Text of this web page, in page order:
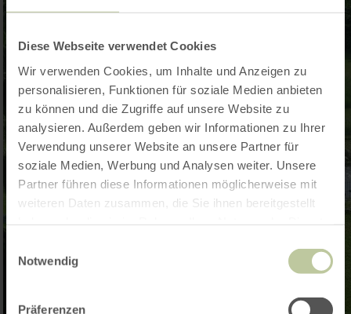
Diese Webseite verwendet Cookies
Wir verwenden Cookies, um Inhalte und Anzeigen zu
personalisieren, Funktionen für soziale Medien anbieten
zu können und die Zugriffe auf unsere Website zu
analysieren. Außerdem geben wir Informationen zu Ihrer
Verwendung unserer Website an unsere Partner für
soziale Medien, Werbung und Analysen weiter. Unsere
Partner führen diese Informationen möglicherweise mit
weiteren Daten zusammen, die Sie ihnen bereitgestellt
Notwendig
Präferenzen